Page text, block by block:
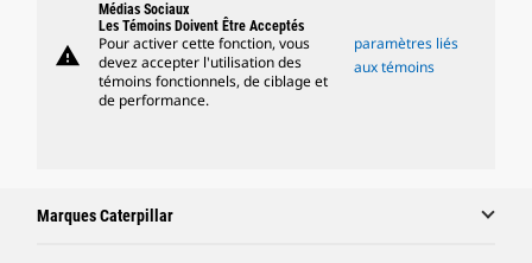
warning
Médias Sociaux
Les Témoins Doivent Être Acceptés
Pour activer cette fonction, vous
devez accepter l'utilisation des
témoins fonctionnels, de ciblage et
de performance.
paramètres liés
aux témoins
Marques Caterpillar